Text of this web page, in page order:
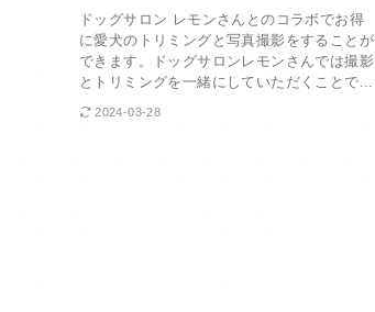
ドッグサロン レモンさんとのコラボでお得
に愛犬のトリミングと写真撮影をすることが
できます。ドッグサロンレモンさんでは撮影
とトリミングを一緒にしていただくことで...
2024-03-28